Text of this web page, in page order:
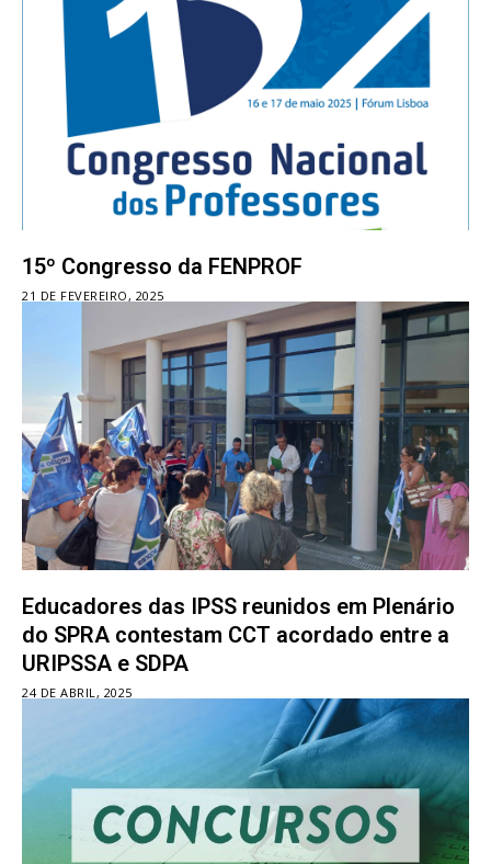
15º Congresso da FENPROF
21 DE FEVEREIRO, 2025
Educadores das IPSS reunidos em Plenário
do SPRA contestam CCT acordado entre a
URIPSSA e SDPA
24 DE ABRIL, 2025